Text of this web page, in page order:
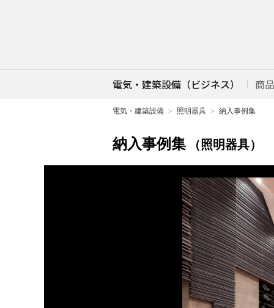
電気・建築設備（ビジネス） 商
電気・建築設備 照明器具 納入事例集
納入事例集 （照明器具）